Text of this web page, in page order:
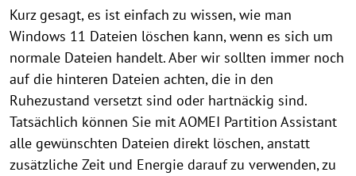
Kurz gesagt, es ist einfach zu wissen, wie man
Windows 11 Dateien löschen kann, wenn es sich um
normale Dateien handelt. Aber wir sollten immer noch
auf die hinteren Dateien achten, die in den
Ruhezustand versetzt sind oder hartnäckig sind.
Tatsächlich können Sie mit AOMEI Partition Assistant
alle gewünschten Dateien direkt löschen, anstatt
zusätzliche Zeit und Energie darauf zu verwenden, zu